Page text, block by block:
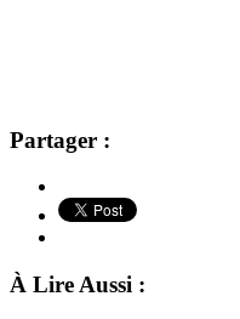
Partager :
À Lire Aussi :